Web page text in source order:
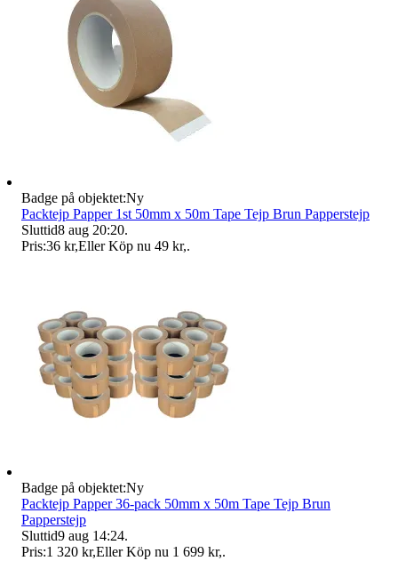
Badge på objektet:Ny
Packtejp Papper 1st 50mm x 50m Tape Tejp Brun Papperstejp
Sluttid8 aug 20:20.
Pris:36 kr,Eller Köp nu 49 kr,.
Badge på objektet:Ny
Packtejp Papper 36-pack 50mm x 50m Tape Tejp Brun
Papperstejp
Sluttid9 aug 14:24.
Pris:1 320 kr,Eller Köp nu 1 699 kr,.